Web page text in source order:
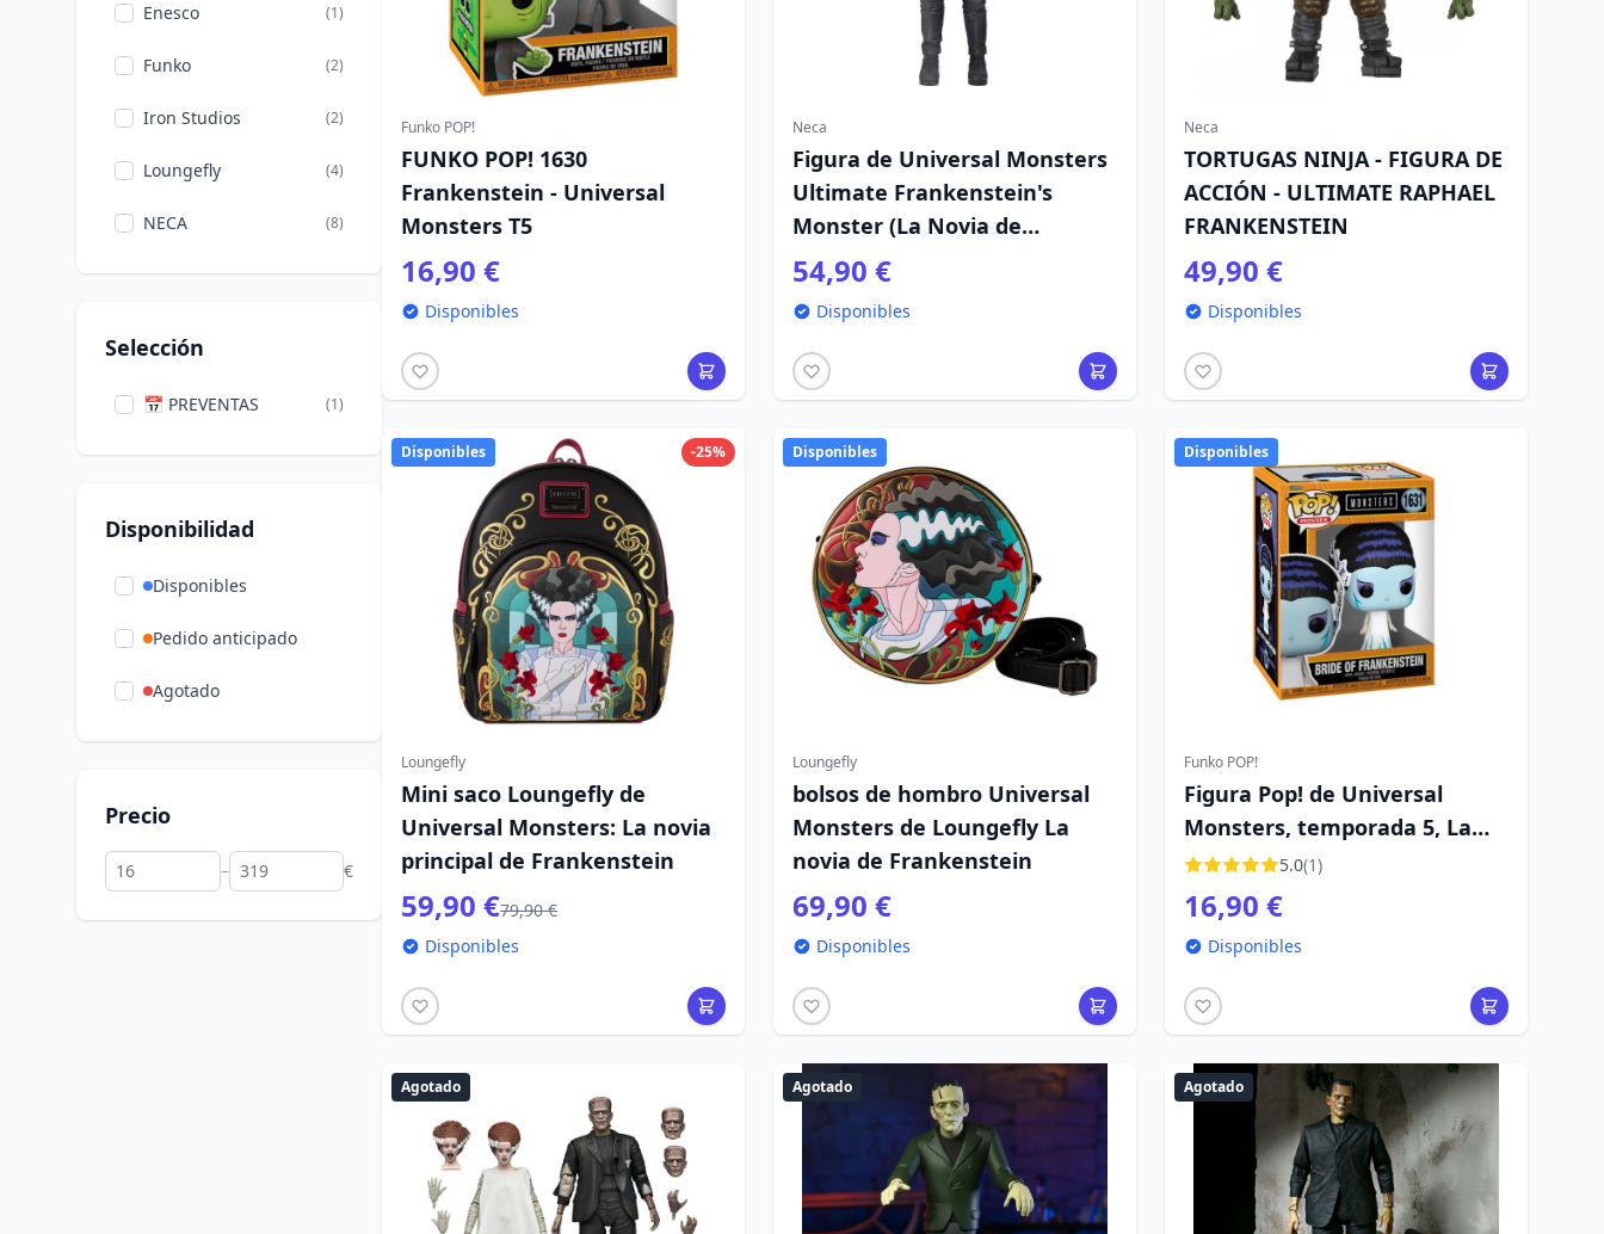
Enesco (1)
Funko (2)
Iron Studios (2)
Loungefly (4)
NECA (8)
Selección
📅 PREVENTAS (1)
Disponibilidad
Disponibles
Pedido anticipado
Agotado
Precio
– €
Funko POP!
FUNKO POP! 1630
Frankenstein - Universal
Monsters T5
16,90 €
Disponibles
Neca
Figura de Universal Monsters
Ultimate Frankenstein's
Monster (La Novia de
Frankenstein) (B&N) 18 cm
54,90 €
Disponibles
Neca
TORTUGAS NINJA - FIGURA DE
ACCIÓN - ULTIMATE RAPHAEL
FRANKENSTEIN
49,90 €
Disponibles
-25%
Disponibles
Loungefly
Mini saco Loungefly de
Universal Monsters: La novia
principal de Frankenstein
59,90 €79,90 €
Disponibles
Disponibles
Loungefly
bolsos de hombro Universal
Monsters de Loungefly La
novia de Frankenstein
69,90 €
Disponibles
Disponibles
Funko POP!
Figura Pop! de Universal
Monsters, temporada 5, La
novia de Frankenstein (1631)
5.0(1)
16,90 €
Disponibles
Agotado Agotado Agotado